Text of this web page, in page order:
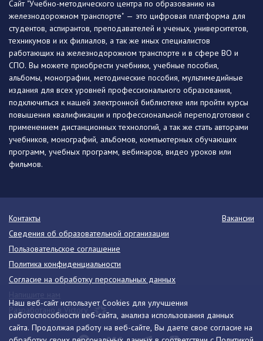
Наш веб-сайт использует Cookies для улучшения
работоспособности веб-сайта, анализа использования данных
сайта. Продолжая работу на веб-сайте, Вы даете свое согласие на
Сайт "Учебно-методического центра по образованию на
железнодорожном транспорте" — это цифровая платформа для
студентов, аспирантов, преподавателей и ученых, университетов,
техникумов и их филиалов, а так же иных специалистов
работающих на железнодорожном транспорте и в сфере ВО и
СПО. Вы можете приобрести учебники, учебные пособия,
альбомы, монографии, методические пособия, мультимедийные
издания для всех уровней профессионального образования,
подключиться к нашей электронной библиотеке или пройти курсы
повышения квалификации и профессиональной переподготовки с
применением дистанционных технологий, а так же стать авторами
учебников, монографий, альбомов, компьютерных обучающих
программ, учебных программ, вебинаров, видео уроков или
фильмов.
Контакты
Вакансии
Сведения об образовательной организации
Пользовательское соглашение
Политика конфиденциальности
Согласие на обработку персональных данных
Разработано в Victory